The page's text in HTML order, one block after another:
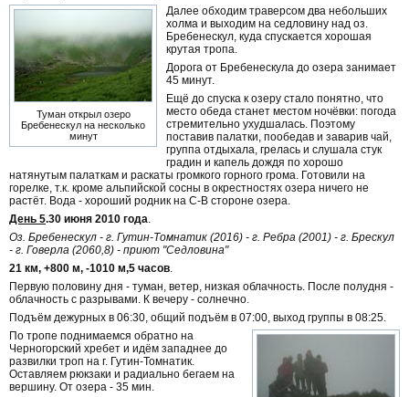
Туман открыл озеро
Бребенескул на несколько
минут
Далее обходим траверсом два небольших
холма и выходим на седловину над оз.
Бребенескул, куда спускается хорошая
крутая тропа.
Дорога от Бребенескула до озера занимает
45 минут.
Ещё до спуска к озеру стало понятно, что
место обеда станет местом ночёвки: погода
стремительно ухудшалась. Поэтому
поставив палатки, пообедав и заварив чай,
группа отдыхала, грелась и слушала стук
градин и капель дождя по хорошо
натянутым палаткам и раскаты громкого горного грома. Готовили на
горелке, т.к. кроме альпийской сосны в окрестностях озера ничего не
растёт. Вода - хороший родник на С-В стороне озера.
День 5.30 июня 2010 года
Оз. Бребенескул - г. Гутин-Томнатик (2016) - г. Ребра (2001) - г. Брескул
- г. Говерла (2060,8) - приют "Седловина"
21 км, +800 м, -1010 м,5 часов
Первую половину дня - туман, ветер, низкая облачность. После полудня -
облачность с разрывами. К вечеру - солнечно.
Подъём дежурных в 06:30, общий подъём в 07:00, выход группы в 08:25.
По тропе поднимаемся обратно на
Черногорский хребет и идём западнее до
развилки троп на г. Гутин-Томнатик.
Оставляем рюкзаки и радиально бегаем на
вершину. От озера - 35 мин.